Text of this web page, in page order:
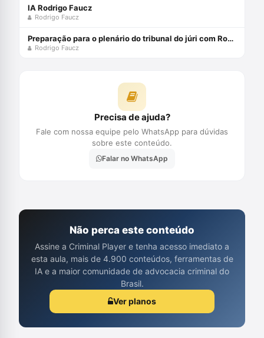
IA Rodrigo Faucz
Rodrigo Faucz
Preparação para o plenário do tribunal do júri com Rodrigo Faucz
Rodrigo Faucz
Precisa de ajuda?
Fale com nossa equipe pelo WhatsApp para dúvidas
sobre este conteúdo.
Falar no WhatsApp
Não perca este conteúdo
Assine a Criminal Player e tenha acesso imediato a
esta aula, mais de 4.900 conteúdos, ferramentas de
IA e a maior comunidade de advocacia criminal do
Brasil.
Ver planos